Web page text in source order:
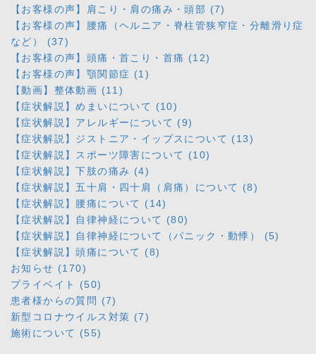
【お客様の声】肩こり・肩の痛み・頭部 (7)
【お客様の声】腰痛（ヘルニア・脊柱管狭窄症・分離滑り症
など） (37)
【お客様の声】頭痛・首こり・首痛 (12)
【お客様の声】顎関節症 (1)
【動画】整体動画 (11)
【症状解説】めまいについて (10)
【症状解説】アレルギーについて (9)
【症状解説】ジストニア・イップスについて (13)
【症状解説】スポーツ障害について (10)
【症状解説】下肢の痛み (4)
【症状解説】五十肩・四十肩（肩痛）について (8)
【症状解説】腰痛について (14)
【症状解説】自律神経について (80)
【症状解説】自律神経について（パニック・動悸） (5)
【症状解説】頭痛について (8)
お知らせ (170)
プライベイト (50)
患者様からの質問 (7)
新型コロナウイルス対策 (7)
施術について (55)